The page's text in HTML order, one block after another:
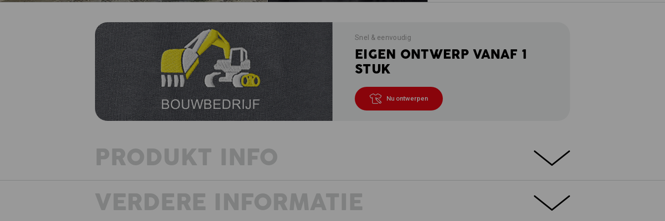
Snel & eenvoudig
EIGEN ONTWERP VANAF 1
STUK
Nu ontwerpen
PRODUKT INFO
ONZE VISIE VOOR DE ZOMER
Drie must-haves voor zomerse-workwear: Lichtheid, comfort en een sportieve
VERDERE INFORMATIE